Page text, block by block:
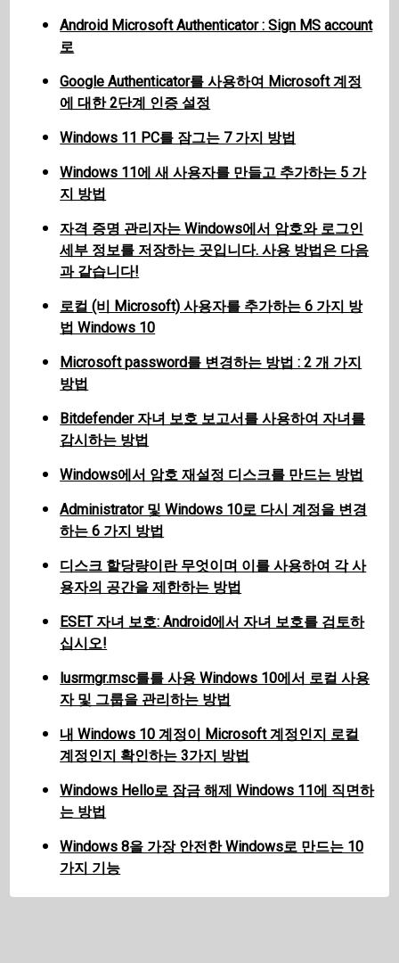
Android Microsoft Authenticator : Sign MS account
로
Google Authenticator를 사용하여 Microsoft 계정
에 대한 2단계 인증 설정
Windows 11 PC를 잠그는 7 가지 방법
Windows 11에 새 사용자를 만들고 추가하는 5 가
지 방법
자격 증명 관리자는 Windows에서 암호와 로그인
세부 정보를 저장하는 곳입니다. 사용 방법은 다음
과 같습니다!
로컬 (비 Microsoft) 사용자를 추가하는 6 가지 방
법 Windows 10
Microsoft password를 변경하는 방법 : 2 개 가지
방법
Bitdefender 자녀 보호 보고서를 사용하여 자녀를
감시하는 방법
Windows에서 암호 재설정 디스크를 만드는 방법
Administrator 및 Windows 10로 다시 계정을 변경
하는 6 가지 방법
디스크 할당량이란 무엇이며 이를 사용하여 각 사
용자의 공간을 제한하는 방법
ESET 자녀 보호: Android에서 자녀 보호를 검토하
십시오!
lusrmgr.msc를를 사용 Windows 10에서 로컬 사용
자 및 그룹을 관리하는 방법
내 Windows 10 계정이 Microsoft 계정인지 로컬
계정인지 확인하는 3가지 방법
Windows Hello로 잠금 해제 Windows 11에 직면하
는 방법
Windows 8을 가장 안전한 Windows로 만드는 10
가지 기능